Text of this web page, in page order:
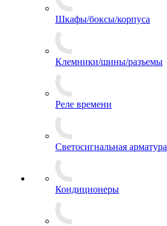
Шкафы/боксы/корпуса
Клемники/шины/разъемы
Реле времени
Светосигнальная арматура
Кондиционеры